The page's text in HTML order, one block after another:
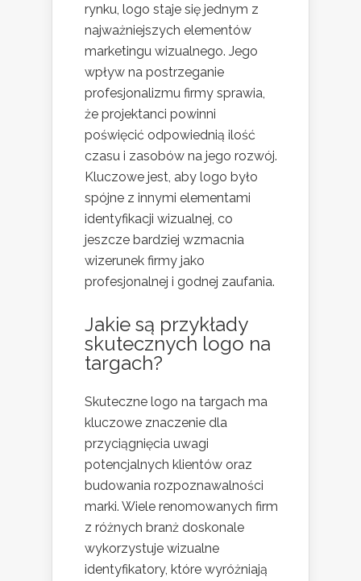
rynku, logo staje się jednym z
najważniejszych elementów
marketingu wizualnego. Jego
wpływ na postrzeganie
profesjonalizmu firmy sprawia,
że projektanci powinni
poświęcić odpowiednią ilość
czasu i zasobów na jego rozwój.
Kluczowe jest, aby logo było
spójne z innymi elementami
identyfikacji wizualnej, co
jeszcze bardziej wzmacnia
wizerunek firmy jako
profesjonalnej i godnej zaufania.
Jakie są przykłady
skutecznych logo na
targach?
Skuteczne logo na targach ma
kluczowe znaczenie dla
przyciągnięcia uwagi
potencjalnych klientów oraz
budowania rozpoznawalności
marki. Wiele renomowanych firm
z różnych branż doskonale
wykorzystuje wizualne
identyfikatory, które wyróżniają